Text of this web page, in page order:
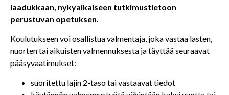
laadukkaan, nykyaikaiseen tutkimustietoon
perustuvan opetuksen.
Koulutukseen voi osallistua valmentaja, joka vastaa lasten,
nuorten tai aikuisten valmennuksesta ja täyttää seuraavat
pääsyvaatimukset:
suoritettu lajin 2-taso tai vastaavat tiedot